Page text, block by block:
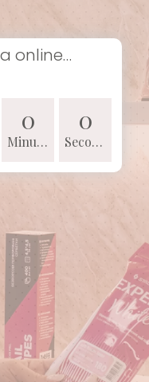
online…
0
Minuten
0
Seconden